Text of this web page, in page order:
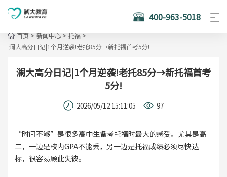
400-963-5018
首页 > 新闻中心 > 托福 >
澜大高分日记|1个月逆袭!老托85分→新托福首考5分!
澜大高分日记|1个月逆袭!老托85分→新托福首考
5分!
2026/05/12 15:11:05 97
“时间不够”是很多高中生备考托福时最大的感受。尤其是高
二，一边是校内GPA不能丢，另一边是托福成绩必须尽快达
标，很容易顾此失彼。